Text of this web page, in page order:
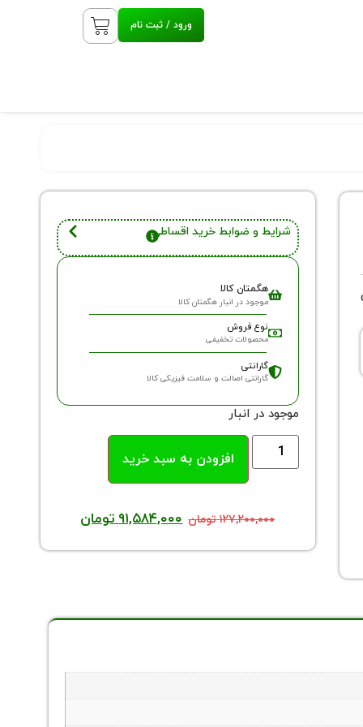
ورود / ثبت نام
شرایط و ضوابط خرید اقساطی
هگمتان کالا
موجود در انبار هگمتان کالا
نوع فروش
محصولات تخفیفی
گارانتی
گارانتی اصالت و سلامت فیزیکی کالا
موجود در انبار
افزودن به سبد خرید
۱۲۷,۲۰۰,۰۰۰ تومان ۹۱,۵۸۴,۰۰۰ تومان